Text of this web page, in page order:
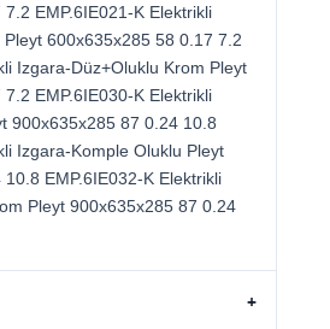
EMP.6IE021-K Elektrikli
600x635x285 58 0.17 7.2
Izgara-Düz+Oluklu Krom Pleyt
EMP.6IE030-K Elektrikli
900x635x285 87 0.24 10.8
Izgara-Komple Oluklu Pleyt
EMP.6IE032-K Elektrikli
Pleyt 900x635x285 87 0.24
+